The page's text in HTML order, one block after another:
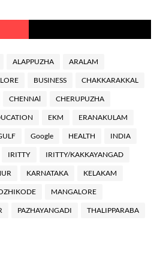
ALAPPUZHA ARALAM
BUSINESS CHAKKARAKKAL
CHENNAl CHERUPUZHA
EKM ERANAKULAM
Google HEALTH INDIA
IRITTY IRITTY/KAKKAYANGAD
KARNATAKA KELAKAM
MANGALORE
PAZHAYANGADI THALIPPARABA